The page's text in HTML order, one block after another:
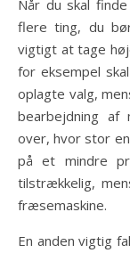
Når du skal
flere ting, du
vigtigt at tage
for eksempel
oplagte valg,
bearbejdning af
over, hvor stor
på et mindre
tilstrækkelig,
fræsemaskine.
En anden vigtig